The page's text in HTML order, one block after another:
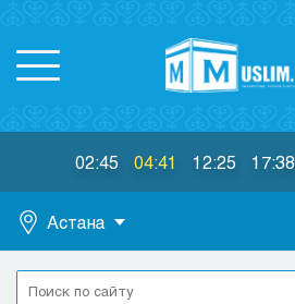
02:45 04:41 12:25 17:38
Астана
Астана
Алматы